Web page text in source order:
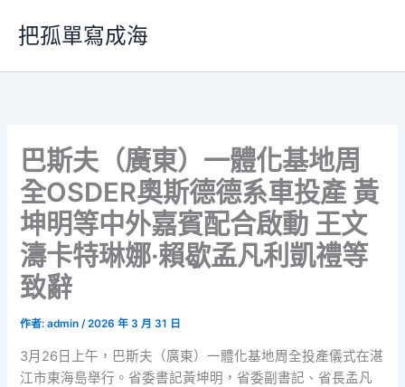
要
把孤單寫成海
巴斯夫（廣東）一體化基地周
全OSDER奧斯德德系車投產 黃
坤明等中外嘉賓配合啟動 王文
濤卡特琳娜·賴歇孟凡利凱禮等
致辭
作者:admin/2026 年 3 月 31 日
3月26日上午，巴斯夫（廣東）一體化基地周全投產儀式在湛
江市東海島舉行。省委書記黃坤明，省委副書記、省長孟凡